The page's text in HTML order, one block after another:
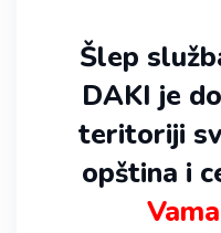
Šlep
DAKI je
teritoriji
opština i